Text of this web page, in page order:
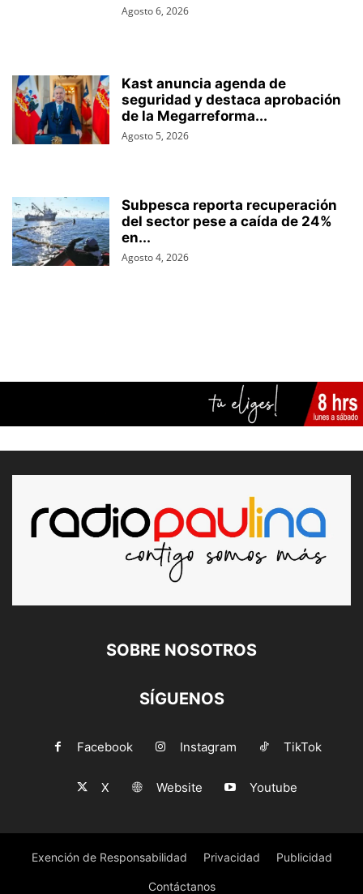
Agosto 6, 2026
Kast anuncia agenda de
seguridad y destaca aprobación
de la Megarreforma...
Agosto 5, 2026
Subpesca reporta recuperación
del sector pese a caída de 24%
en...
Agosto 4, 2026
SOBRE NOSOTROS
SÍGUENOS
Facebook Instagram TikTok
X Website Youtube
Exención de Responsabilidad Privacidad Publicidad
Contáctanos